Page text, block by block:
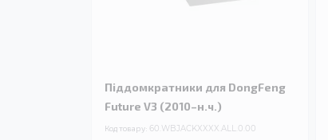
Піддомкратники для DongFeng
Future V3 (2010–н.ч.)
Код товару: 60.WBJACKXXXX.ALL.0.00